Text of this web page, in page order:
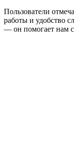
Пользователи
работы и удобство
— он помогает нам